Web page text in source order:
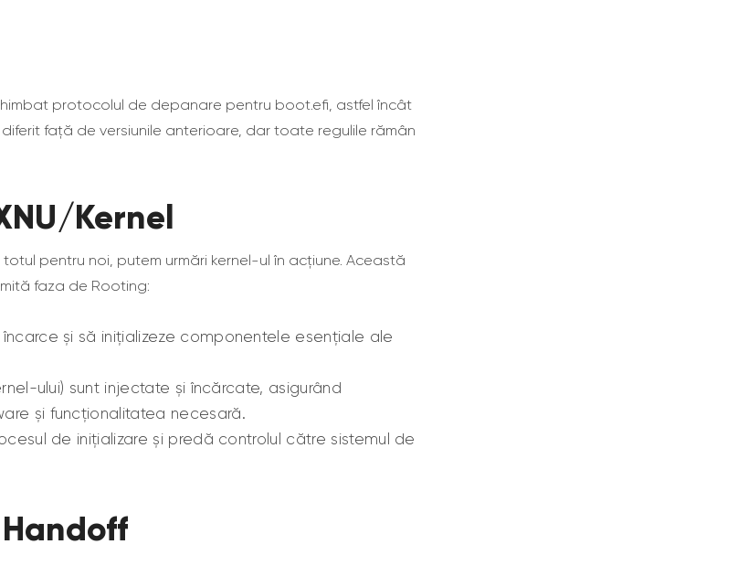
protocolul de depanare pentru boot.efi, astfel încât
față de versiunile anterioare, dar toate regulile rămân
Kernel
pentru noi, putem urmări kernel-ul în acțiune. Această
faza de Rooting:
și să inițializeze componentele esențiale ale
ului) sunt injectate și încărcate, asigurând
și funcționalitatea necesară.
de inițializare și predă controlul către sistemul de